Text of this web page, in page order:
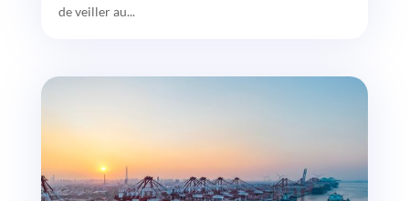
de veiller au...